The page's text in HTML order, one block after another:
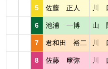
5 佐藤 正人 川
6 池浦 一博 山
7 君和田 裕二 川
8 佐藤 摩弥 川